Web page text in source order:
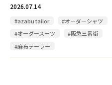
2026.07.14
#azabu tailor
#オーダーシャツ
#オーダースーツ
#阪急三番街
#麻布テーラー